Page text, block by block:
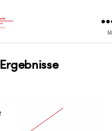
Ergebnisse